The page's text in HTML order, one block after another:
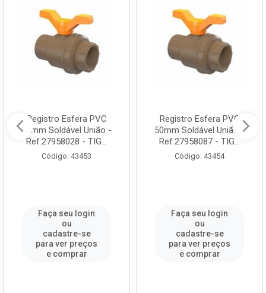
Registro Esfera PVC
25mm Soldável União -
Ref.27958028 - TIG...
Código: 43453
Faça seu login
ou
cadastre-se
para ver preços
e comprar
Registro Esfera PVC
50mm Soldável União -
Ref.27958087 - TIG...
Código: 43454
Faça seu login
ou
cadastre-se
para ver preços
e comprar